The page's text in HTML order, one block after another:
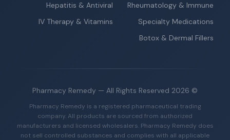
Rheumatology & Immune
Hepatitis & Antiviral
Specialty Medications
IV Therapy & Vitamins
Botox & Dermal Fillers
©
2026
Pharmacy Remedy — All Rights Reserved
Pharmacy Remedy is a registered pharmaceutical trading
company. All products are sourced from authorized
manufacturers and licensed wholesalers. Pharmacy Remedy does
not sell controlled substances and complies with all applicable